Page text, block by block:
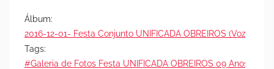
Álbum:
2016-12-01- Festa Conjunto UNIFICADA OBREIROS (Voz de
Tags:
#Galeria de Fotos Festa UNIFICADA OBREIROS 09 Anos e